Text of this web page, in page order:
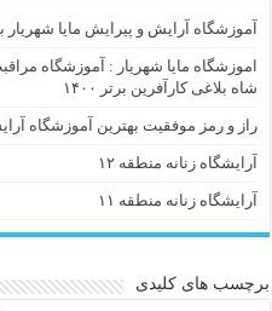
آموزشگاه آرایش و پیرایش مایا
اموزشگاه مایا شهریار : آموزشگاه
شاه بلاغی کارآفرین برتر ۱۴۰۰
راز و رمز موفقیت بهترین آموزشگاه
آرایشگاه زنانه منطقه ۱۲
آرایشگاه زنانه منطقه ۱۱
برچسب های کلیدی